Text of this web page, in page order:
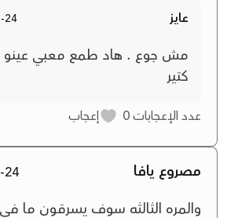
عايز
مش جوع . هاد طمع معبي
كتير
عدد الإعجابات إعجاب
مصروع يافا
والمره الثالثه سوف يسرقون ما